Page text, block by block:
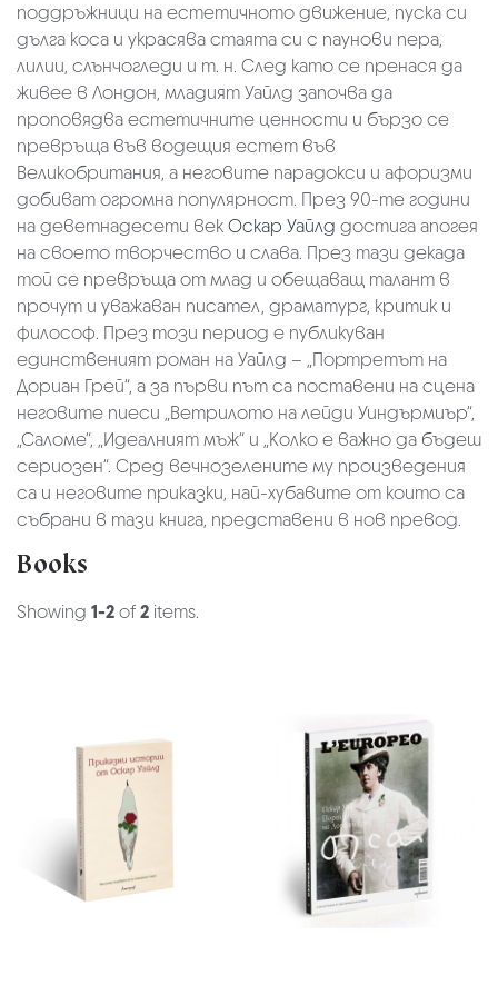
поддръжници на естетичното движение, пуска си
дълга коса и украсява стаята си с паунови пера,
лилии, слънчогледи и т. н. След като се пренася да
живее в Лондон, младият Уайлд започва да
проповядва естетичните ценности и бързо се
превръща във водещия естет във
Великобритания, а неговите парадокси и афоризми
добиват огромна популярност. През 90-те години
на деветнадесети векОскар Уайлд достига апогея
на своето творчество и слава. През тази декада
той се превръща от млад и обещаващ талант в
прочут и уважаван писател, драматург, критик и
философ. През този период е публикуван
единственият роман на Уайлд – „Портретът на
Дориан Грей“, а за първи път са поставени на сцена
неговите пиеси „Ветрилото на лейди Уиндърмиър“,
„Саломе“, „Идеалният мъж“ и „Колко е важно да бъдеш
сериозен“. Сред вечнозелените му произведения
са и неговите приказки, най-хубавите от които са
събрани в тази книга, представени в нов превод.
Books
Showing 1-2of2 items.